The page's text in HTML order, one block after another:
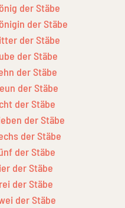
der Stäbe
der Stäbe
der Stäbe
der Stäbe
der Stäbe
der Stäbe
der Stäbe
der Stäbe
der Stäbe
der Stäbe
der Stäbe
der Stäbe
der Stäbe